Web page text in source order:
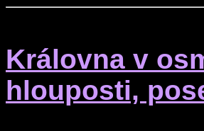
Královna v
hlouposti,